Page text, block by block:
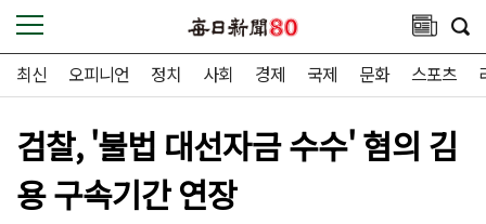
최신 오피니언 정치 사회 경제 국제 문화 스포츠
검찰, '불법 대선자금 수수' 혐의 김
용 구속기간 연장